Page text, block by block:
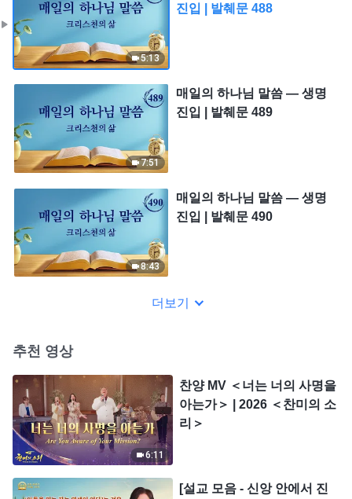
5:13
진입 | 발췌문 488
7:51
매일의 하나님 말씀 ― 생명
진입 | 발췌문 489
8:43
매일의 하나님 말씀 ― 생명
진입 | 발췌문 490
더보기
추천 영상
6:11
찬양 MV ＜너는 너의 사명을
아는가＞ | 2026 ＜찬미의 소
리＞
[설교 모음 - 신앙 안에서 진